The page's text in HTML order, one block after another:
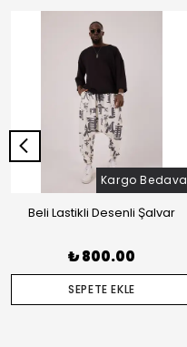
Kargo Bedava
Beli Lastikli Desenli Şalvar
₺ 800.00
SEPETE EKLE